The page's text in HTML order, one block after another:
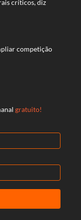
críticos, diz
competição
gratuito!